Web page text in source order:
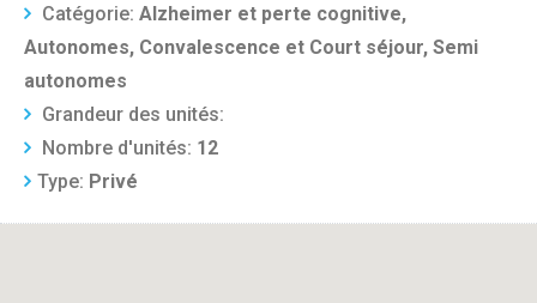
Catégorie: Alzheimer et perte cognitive,
Autonomes, Convalescence et Court séjour, Semi
autonomes
Grandeur des unités:
Nombre d'unités: 12
Type: Privé